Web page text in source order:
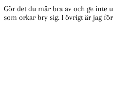
Gör det du mår bra av och ge inte
som orkar bry sig. I övrigt är jag